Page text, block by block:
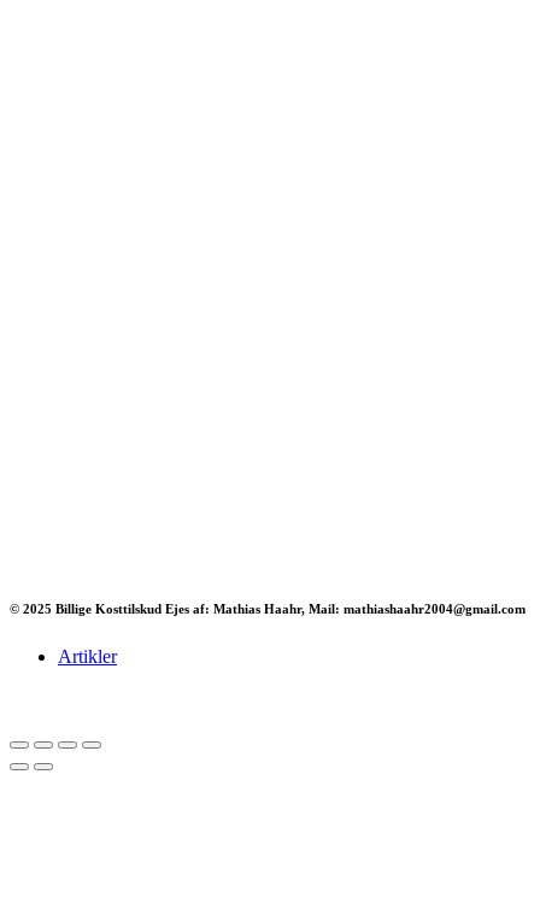
© 2025 Billige Kosttilskud Ejes af: Mathias Haahr, Mail: mathiashaahr2004@gmail.com
Artikler